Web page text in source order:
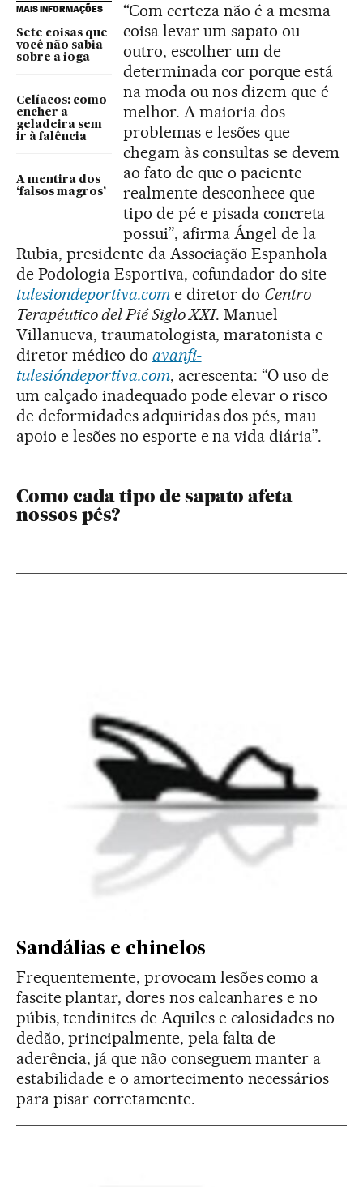
MAIS INFORMAÇÕES
Sete coisas que
você não sabia
sobre a ioga
Celíacos: como
encher a
geladeira sem
ir à falência
A mentira dos
‘falsos magros’
“Com certeza não é a mesma
coisa levar um sapato ou
outro, escolher um de
determinada cor porque está
na moda ou nos dizem que é
melhor. A maioria dos
problemas e lesões que
chegam às consultas se devem
ao fato de que o paciente
realmente desconhece que
tipo de pé e pisada concreta
possui”, afirma Ángel de la
Rubia, presidente da Associação Espanhola
de Podologia Esportiva, cofundador do site
tulesiondeportiva.come diretor do Centro
Terapéutico del Pié Siglo XXI. Manuel
Villanueva, traumatologista, maratonista e
diretor médico do avanfi-
tulesióndeportiva.com, acrescenta: “O uso de
um calçado inadequado pode elevar o risco
de deformidades adquiridas dos pés, mau
apoio e lesões no esporte e na vida diária”.
Como cada tipo de sapato afeta
nossos pés?
Sandálias e chinelos
Frequentemente, provocam lesões como a
fascite plantar, dores nos calcanhares e no
púbis, tendinites de Aquiles e calosidades no
dedão, principalmente, pela falta de
aderência, já que não conseguem manter a
estabilidade e o amortecimento necessários
para pisar corretamente.